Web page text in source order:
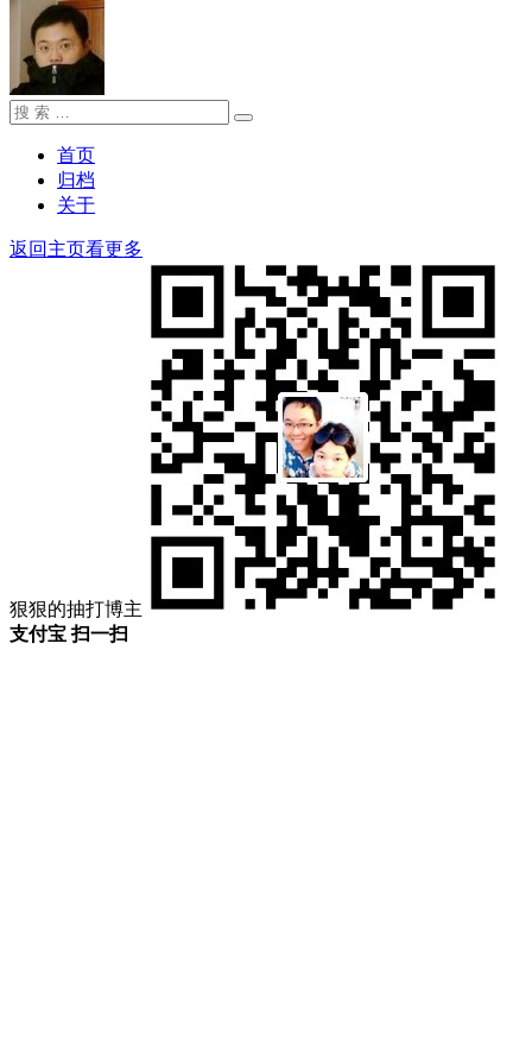
搜
搜
首页
归档
关于
返回主页看更多
狠狠的抽打博主
支付宝 扫一扫